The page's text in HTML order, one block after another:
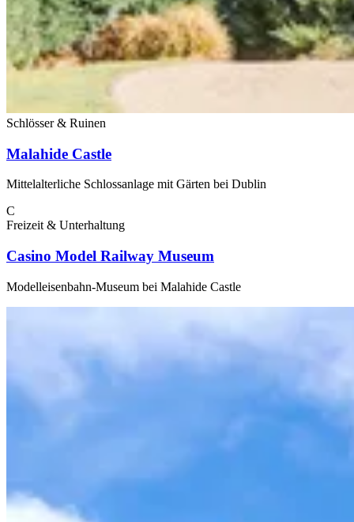
Schlösser & Ruinen
Malahide Castle
Mittelalterliche Schlossanlage mit Gärten bei Dublin
C
Freizeit & Unterhaltung
Casino Model Railway Museum
Modelleisenbahn-Museum bei Malahide Castle